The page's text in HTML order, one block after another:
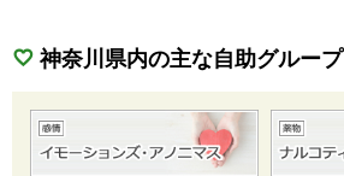
神奈川県内の主な自助グループ